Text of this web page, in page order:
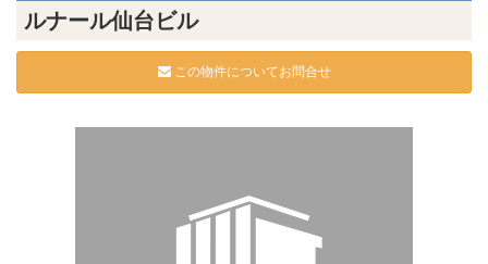
ルナール仙台ビル
この物件についてお問合せ